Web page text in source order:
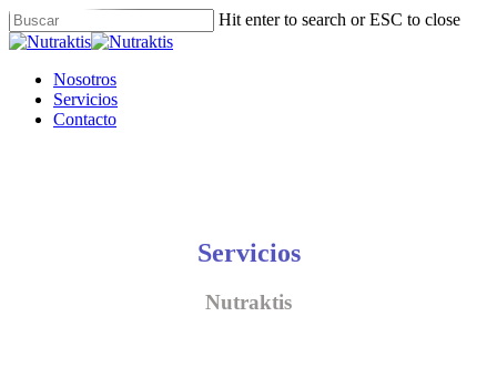
Skip
to
content
Hit enter to search or ESC to close
Close
Menu
Nosotros
Servicios
Contacto
Servicios
Nutraktis